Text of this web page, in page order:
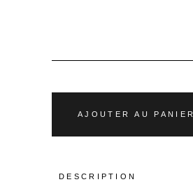
AJOUTER AU PANIER
DESCRIPTION